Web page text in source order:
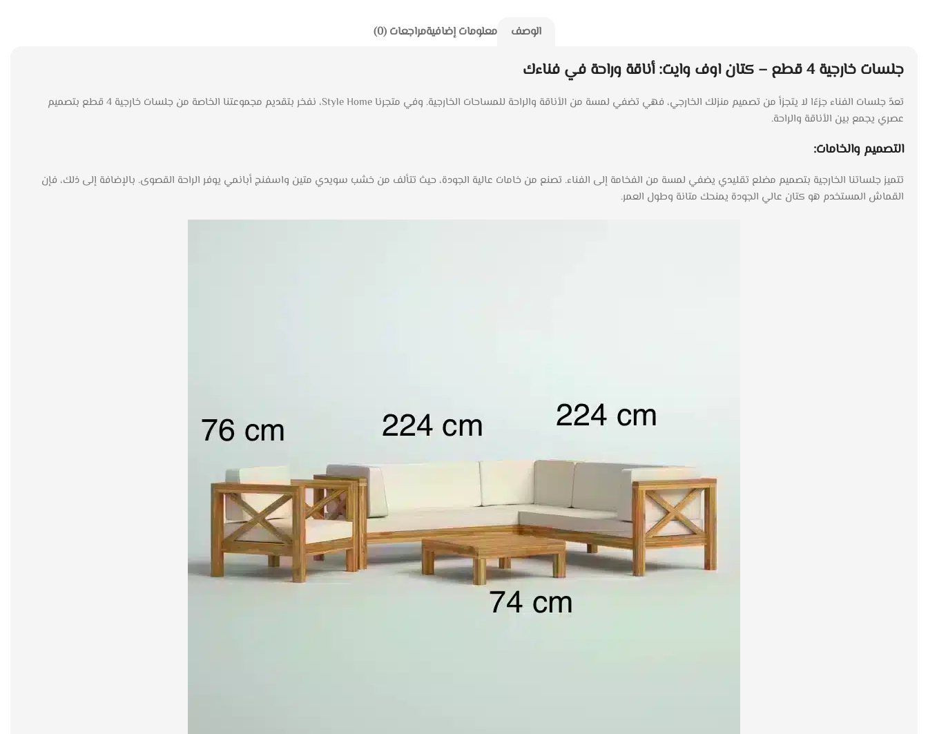
الوصف معلومات إضافيةمراجعات (0)
جلسات خارجية 4 قطع – كتان اوف وايت: أناقة وراحة في فناءك
تعدّ جلسات الفناء جزءًا لا يتجزأ من تصميم منزلك الخارجي، فهي تضفي لمسة من الأناقة والراحة للمساحات الخارجية. وفي متجرنا Style Home، نفخر بتقديم مجموعتنا الخاصة من جلسات خارجية 4 قطع بتصميم
عصري يجمع بين الأناقة والراحة.
التصميم والخامات:
تتميز جلساتنا الخارجية بتصميم مضلع تقليدي يضفي لمسة من الفخامة إلى الفناء. تصنع من خامات عالية الجودة، حيث تتألف من خشب سويدي متين واسفنج أبانمي يوفر الراحة القصوى. بالإضافة إلى ذلك، فإن
القماش المستخدم هو كتان عالي الجودة يمنحك متانة وطول العمر.